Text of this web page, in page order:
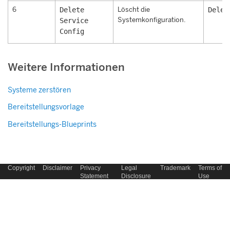
6
Delete
Service
Config
Löscht die
Systemkonfiguration.
Weitere Informationen
Systeme zerstören
Bereitstellungsvorlage
Bereitstellungs-Blueprints
Copyright Disclaimer
Privacy
Statement
Legal
Disclosure
Trademark
Terms of
Use